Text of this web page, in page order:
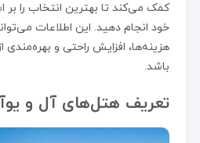
کمک می‌کند تا بهترین انتخاب را بر
خود انجام دهید. این اطلاعات
هزینه‌ها، افزایش راحتی و بهره‌مندی
باشد.
تعریف هتل‌های آل و